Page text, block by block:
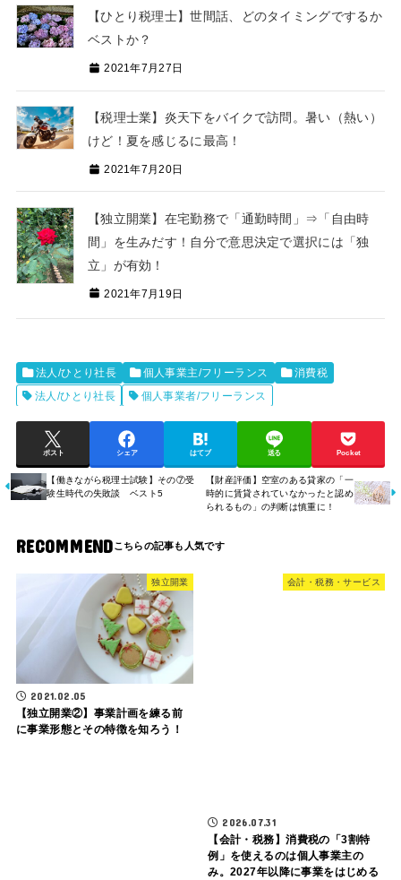
【ひとり税理士】世間話、どのタイミングでするか
ベストか？
2021年7月27日
【税理士業】炎天下をバイクで訪問。暑い（熱い）
けど！夏を感じるに最高！
2021年7月20日
【独立開業】在宅勤務で「通勤時間」⇒「自由時
間」を生みだす！自分で意思決定で選択には「独
立」が有効！
2021年7月19日
法人/ひとり社長 個人事業主/フリーランス
消費税
法人/ひとり社長
個人事業者/フリーランス
ポスト シェア はてブ 送る Pocket
【働きながら税理士試験】その⑦受
験生時代の失敗談 ベスト5
【財産評価】空室のある貸家の「一
時的に賃貸されていなかったと認め
られるもの」の判断は慎重に！
RECOMMEND
独立開業
2021.02.05
【独立開業②】事業計画を練る前
に事業形態とその特徴を知ろう！
会計・税務・サービス
2026.07.31
【会計・税務】消費税の「3割特
例」を使えるのは個人事業主の
み。2027年以降に事業をはじめる